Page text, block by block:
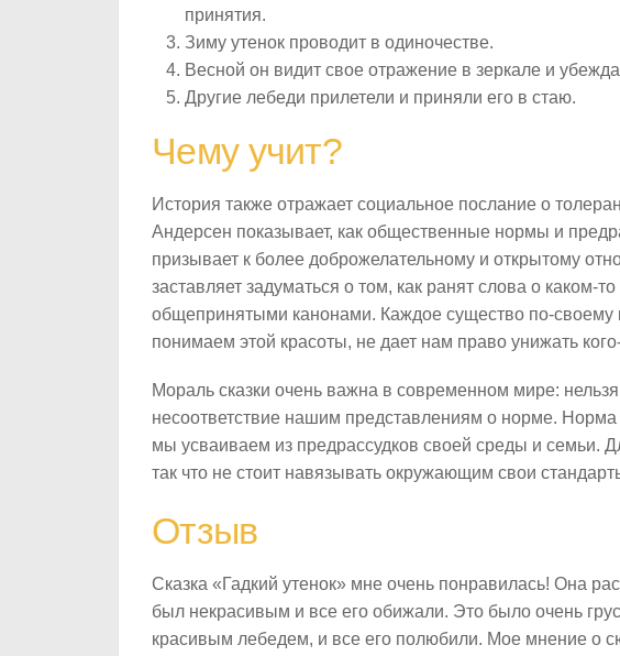
принятия.
Зиму утенок проводит в одиночестве.
Весной он видит свое отражение в зеркале и
Другие лебеди прилетели и приняли его в стаю.
Чему учит?
История также отражает социальное послание о
Андерсен показывает, как общественные нормы и
призывает к более доброжелательному и открытому
заставляет задуматься о том, как ранят слова о каком-
общепринятыми канонами. Каждое существо по-своему
понимаем этой красоты, не дает нам право унижать
Мораль сказки очень важна в современном мире:
несоответствие нашим представлениям о норме.
мы усваиваем из предрассудков своей среды и семьи.
так что не стоит навязывать окружающим свои
Отзыв
Сказка «Гадкий утенок» мне очень понравилась! Она
был некрасивым и все его обижали. Это было очень
красивым лебедем, и все его полюбили. Мое мнение о